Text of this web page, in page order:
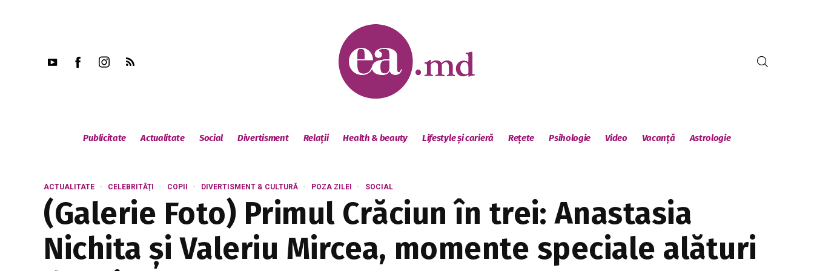
Publicitate Actualitate Social Divertisment Relații Health & beauty Lifestyle și carieră Rețete Psihologie Video Vacanță Astrologie
ACTUALITATE CELEBRITĂȚI COPII DIVERTISMENT & CULTURĂ POZA ZILEI SOCIAL
(Galerie Foto) Primul Crăciun în trei: Anastasia
Nichita și Valeriu Mircea, momente speciale alături